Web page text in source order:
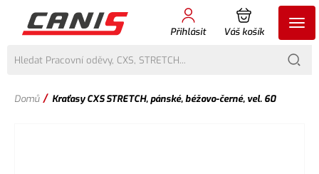
Přihlásit Váš košík
Domů / Kraťasy CXS STRETCH, pánské, béžovo-černé, vel. 60